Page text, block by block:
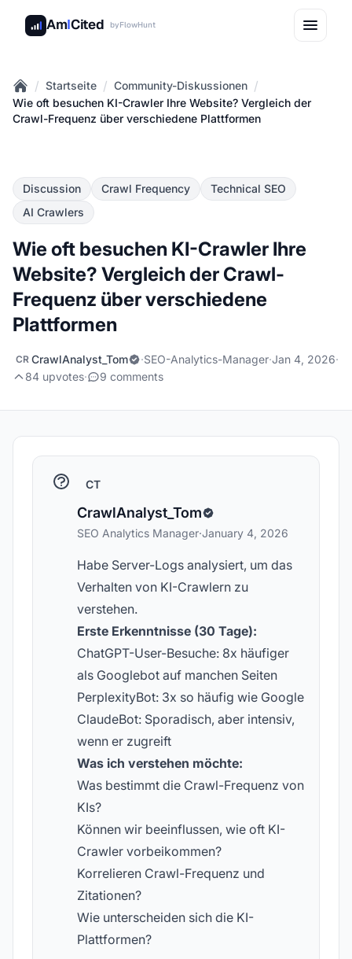
AmICited byFlowHunt
Home
/ Startseite / Community-Diskussionen /
Wie oft besuchen KI-Crawler Ihre Website? Vergleich der
Crawl-Frequenz über verschiedene Plattformen
Discussion Crawl Frequency
Technical SEO
AI Crawlers
Wie oft besuchen KI-Crawler Ihre
Website? Vergleich der Crawl-
Frequenz über verschiedene
Plattformen
CR CrawlAnalyst_Tom ·SEO-Analytics-Manager·Jan 4, 2026·
84 upvotes· 9 comments
CT
CrawlAnalyst_Tom
SEO Analytics Manager·January 4, 2026
Habe Server-Logs analysiert, um das
Verhalten von KI-Crawlern zu
verstehen.
Erste Erkenntnisse (30 Tage):
ChatGPT-User-Besuche: 8x häufiger
als Googlebot auf manchen Seiten
PerplexityBot: 3x so häufig wie Google
ClaudeBot: Sporadisch, aber intensiv,
wenn er zugreift
Was ich verstehen möchte:
Was bestimmt die Crawl-Frequenz von
KIs?
Können wir beeinflussen, wie oft KI-
Crawler vorbeikommen?
Korrelieren Crawl-Frequenz und
Zitationen?
Wie unterscheiden sich die KI-
Plattformen?